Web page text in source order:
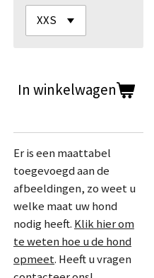
In winkelwagen
Er is een maattabel
toegevoegd aan de
afbeeldingen, zo weet u
welke maat uw hond
nodig heeft. Klik hier om
te weten hoe u de hond
opmeet. Heeft u vragen